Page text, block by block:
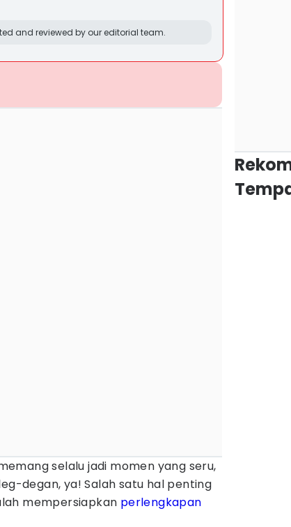
and reviewed by our editorial team.
selalu jadi momen yang seru,
degan, ya! Salah satu hal penting
mempersiapkan perlengkapan